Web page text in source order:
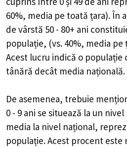
60%, media pe toată țara). În
de vârstă 50 - 80+ ani
populație, (vs. 40%, media pe
Acest lucru indică o populație
tânără decât media națională.
De asemenea, trebuie
0 - 9 ani se situează la un
media la nivel național,
populație. Acest procent este